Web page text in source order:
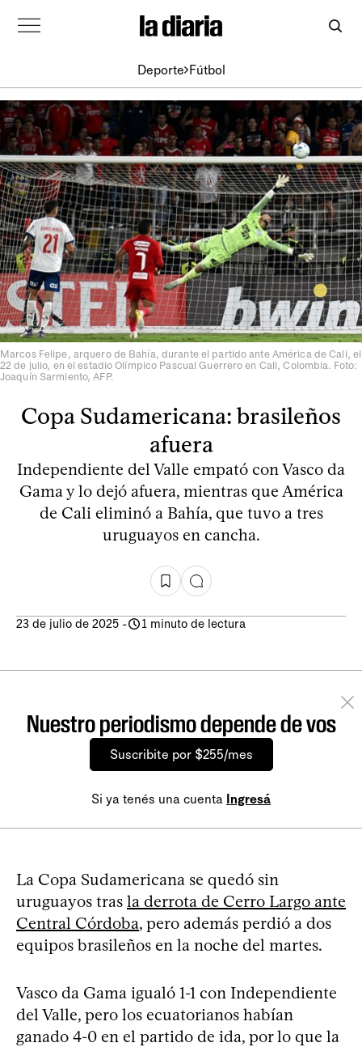
Deporte Fútbol
Marcos Felipe, arquero de Bahía, durante el partido ante América de Cali, el
22 de julio, en el estadio Olímpico Pascual Guerrero en Cali, Colombia. Foto:
Joaquín Sarmiento, AFP.
Copa Sudamericana: brasileños
afuera
Independiente del Valle empató con Vasco da
Gama y lo dejó afuera, mientras que América
de Cali eliminó a Bahía, que tuvo a tres
uruguayos en cancha.
23 de julio de 2025 - 1 minuto de lectura
Nuestro periodismo depende de vos
Suscribite por $255/mes
Si ya tenés una cuenta Ingresá
La Copa Sudamericana se quedó sin
uruguayos tras la derrota de Cerro Largo ante
Central Córdoba, pero además perdió a dos
equipos brasileños en la noche del martes.
Vasco da Gama igualó 1-1 con Independiente
del Valle, pero los ecuatorianos habían
ganado 4-0 en el partido de ida, por lo que la